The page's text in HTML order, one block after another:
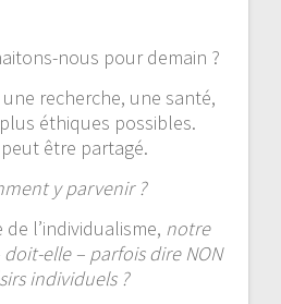
nous pour demain ?
recherche, une santé,
éthiques possibles.
peut être partagé.
y parvenir ?
l’individualisme, notre
elle – parfois dire NON
individuels ?